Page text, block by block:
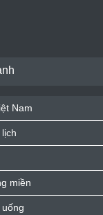
Nam
miền